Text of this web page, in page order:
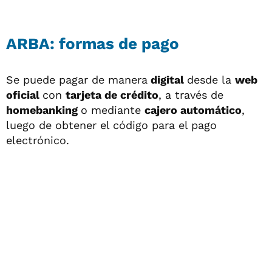
ARBA: formas de pago
Se puede pagar de manera digital desde la web
oficial con tarjeta de crédito, a través de
homebanking o mediante cajero automático,
luego de obtener el código para el pago
electrónico.